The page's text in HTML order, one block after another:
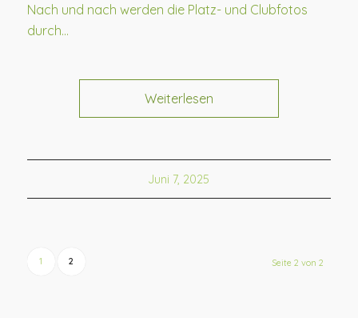
Nach und nach werden die Platz- und Clubfotos
durch…
Weiterlesen
Juni 7, 2025
Seite 2 von 2
1 2